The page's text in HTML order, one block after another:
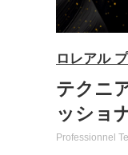
ロレアル
テクニ
ッショ
Professionnel